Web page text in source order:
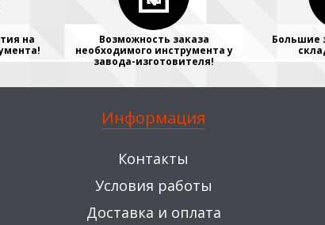
на
Возможность заказа
необходимого инструмента у
завода-изготовителя!
Большие
Информация
Контакты
Условия работы
Доставка и оплата